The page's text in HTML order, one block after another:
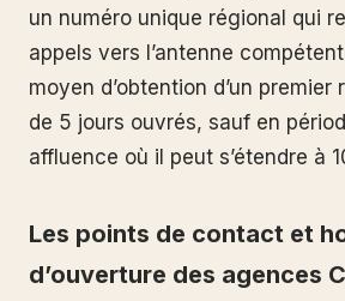
un numéro unique régional qui
appels vers l’antenne
moyen d’obtention d’un
de 5 jours ouvrés, sauf en
affluence où il peut s’étendre à
Les points de contact et
d’ouverture des agences